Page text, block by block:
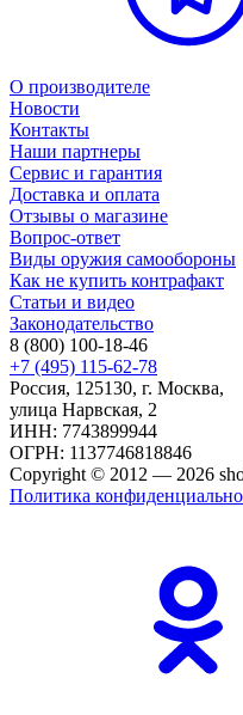
О производителе
Новости
Контакты
Наши партнеры
Сервис и гарантия
Доставка и оплата
Отзывы о магазине
Вопрос-ответ
Виды оружия самообороны
Как не купить контрафакт
Статьи и видео
Законодательство
8 (800) 100-18-46
+7 (495) 115-62-78
Россия, 125130, г. Москва,
улица Нарвская, 2
ИНН: 7743899944
ОГРН: 1137746818846
Copyright © 2012 — 2026
Политика